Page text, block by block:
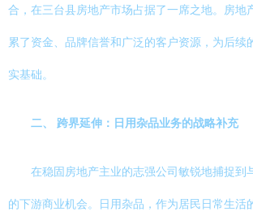
合，在三台县房地产市场占据了一席之地。房地
累了资金、品牌信誉和广泛的客户资源，为后续
实基础。
二、 跨界延伸：日用杂品业务的战略补充
在稳固房地产主业的志强公司敏锐地捕捉到
的下游商业机会。日用杂品，作为居民日常生活